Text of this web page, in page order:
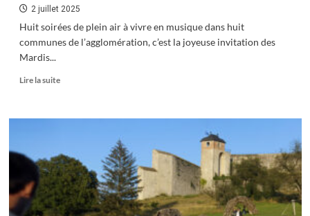
2 juillet 2025
Huit soirées de plein air à vivre en musique dans huit
communes de l’agglomération, c’est la joyeuse invitation des
Mardis...
Lire la suiteEn
sur
Rives,
joyeuses
dérives